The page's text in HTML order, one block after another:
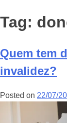
Tag:
Quem tem
invalidez?
Posted on 22/07/